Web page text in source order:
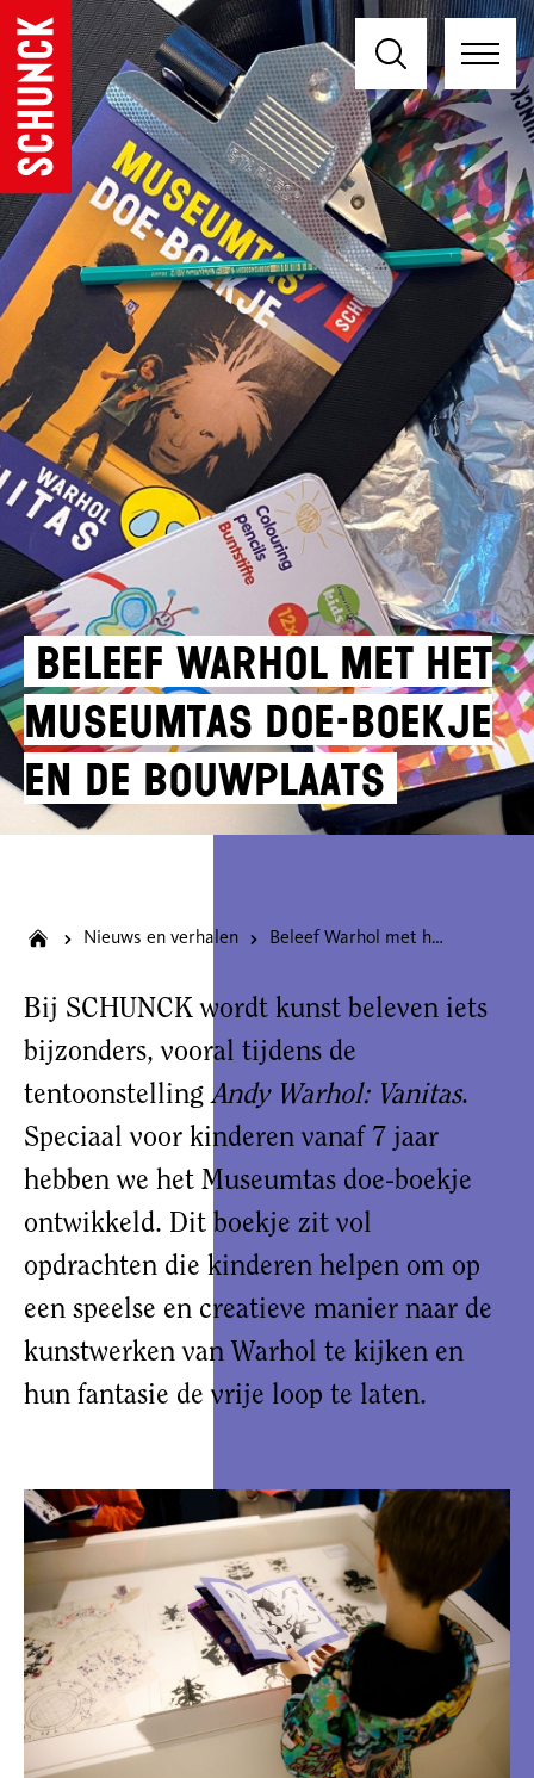
Beleef Warhol met het
Museumtas doe-boekje
en de bouwplaats
Nieuws en verhalen Beleef Warhol met het Museumtas doe-boekje en de bouwplaats
Bij SCHUNCK wordt kunst beleven iets
bijzonders, vooral tijdens de
tentoonstellingAndy Warhol: Vanitas.
Speciaal voor kinderen vanaf 7 jaar
hebben we het Museumtas doe-boekje
ontwikkeld. Dit boekje zit vol
opdrachten die kinderen helpen om op
een speelse en creatieve manier naar de
kunstwerken van Warhol te kijken en
hun fantasie de vrije loop te laten.